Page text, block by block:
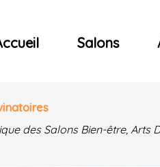
Concerts
Salons
des Salons Bien-être,